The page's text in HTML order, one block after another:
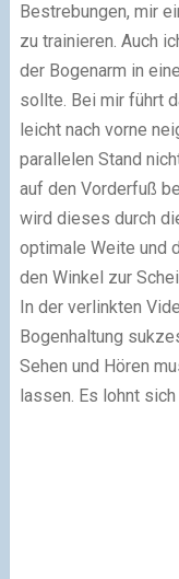
Bestrebungen, mir
zu trainieren. Auch
der Bogenarm in
sollte. Bei mir führt
leicht nach vorne
parallelen Stand
auf den Vorderfuß
wird dieses durch
optimale Weite und
den Winkel zur
In der verlinkten
Bogenhaltung
Sehen und Hören
lassen. Es lohnt sich